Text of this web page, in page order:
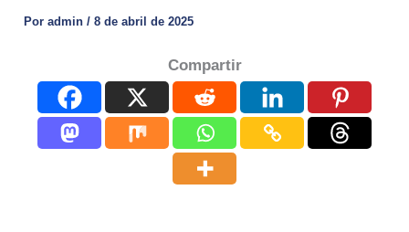
Poradmin/8 de abril de 2025
Compartir